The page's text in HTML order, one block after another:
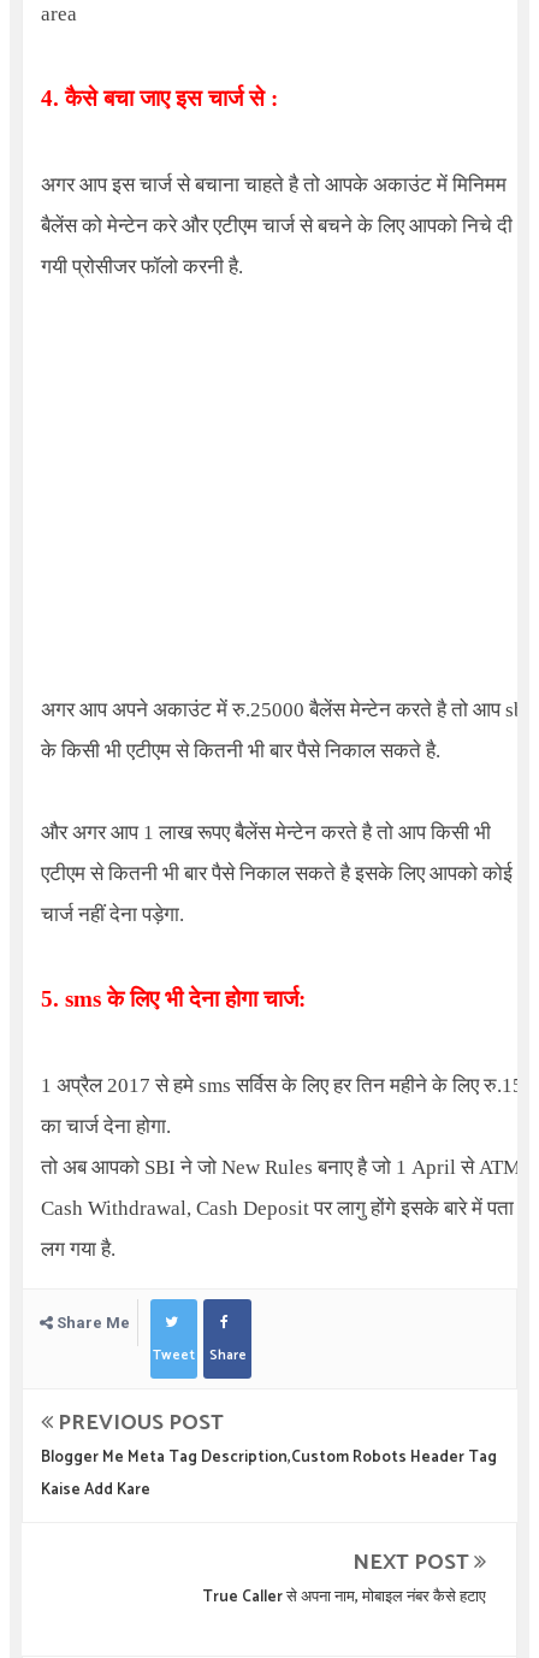
area
4. कैसे बचा जाए इस चार्ज से :
अगर आप इस चार्ज से बचाना चाहते है तो आपके अकाउंट में मिनिमम
बैलेंस को मेन्टेन करे और एटीएम चार्ज से बचने के लिए आपको निचे दी
गयी प्रोसीजर फॉलो करनी है.
अगर आप अपने अकाउंट में रु.25000 बैलेंस मेन्टेन करते है तो आप sbi
के किसी भी एटीएम से कितनी भी बार पैसे निकाल सकते है.
और अगर आप 1 लाख रूपए बैलेंस मेन्टेन करते है तो आप किसी भी
एटीएम से कितनी भी बार पैसे निकाल सकते है इसके लिए आपको कोई भी
चार्ज नहीं देना पड़ेगा.
5. sms के लिए भी देना होगा चार्ज:
1 अप्रैल 2017 से हमे sms सर्विस के लिए हर तिन महीने के लिए रु.15
का चार्ज देना होगा.
तो अब आपको SBIने जो New Rulesबनाए है जो 1 Aprilसे ATM
Cash Withdrawal, Cash Depositपर लागु होंगे इसके बारे में पता
लग गया है.
Share Me
Tweet Share
PREVIOUS POST
Blogger Me Meta Tag Description,Custom Robots Header Tag
Kaise Add Kare
NEXT POST
True Caller से अपना नाम, मोबाइल नंबर कैसे हटाए